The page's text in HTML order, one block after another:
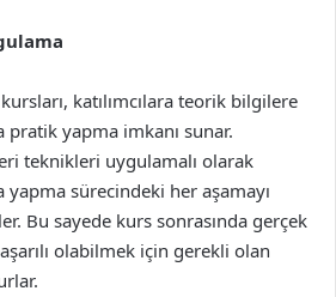
katılımcılara teorik bilgilere
yapma imkanı sunar.
teknikleri uygulamalı olarak
sürecindeki her aşamayı
Bu sayede kurs sonrasında gerçek
olabilmek için gerekli olan